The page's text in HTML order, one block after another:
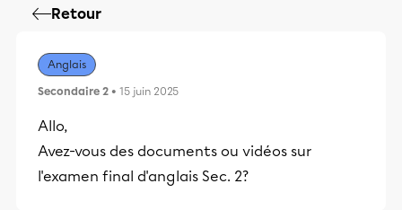
Retour
Anglais
Secondaire 2 • 15 juin 2025
Allo,
Avez-vous des documents ou vidéos sur
l'examen final d'anglais Sec. 2?